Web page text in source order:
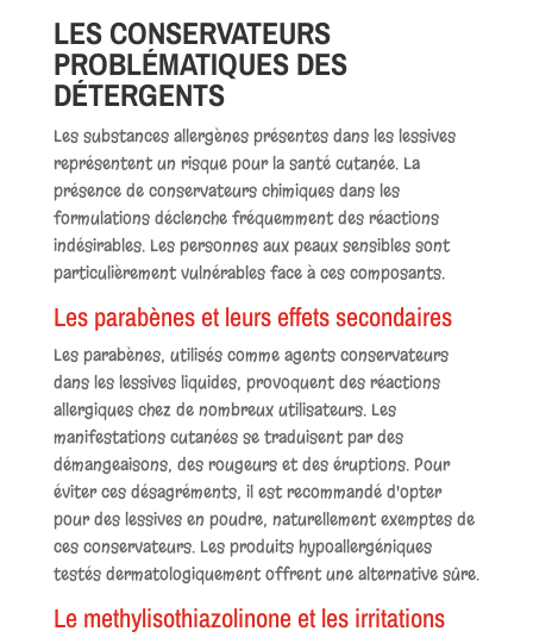
LES CONSERVATEURS
PROBLÉMATIQUES DES
DÉTERGENTS
Les substances allergènes présentes dans les lessives
représentent un risque pour la santé cutanée. La
présence de conservateurs chimiques dans les
formulations déclenche fréquemment des réactions
indésirables. Les personnes aux peaux sensibles sont
particulièrement vulnérables face à ces composants.
Les parabènes et leurs effets secondaires
Les parabènes, utilisés comme agents conservateurs
dans les lessives liquides, provoquent des réactions
allergiques chez de nombreux utilisateurs. Les
manifestations cutanées se traduisent par des
démangeaisons, des rougeurs et des éruptions. Pour
éviter ces désagréments, il est recommandé d'opter
pour des lessives en poudre, naturellement exemptes de
ces conservateurs. Les produits hypoallergéniques
testés dermatologiquement offrent une alternative sûre.
Le methylisothiazolinone et les irritations